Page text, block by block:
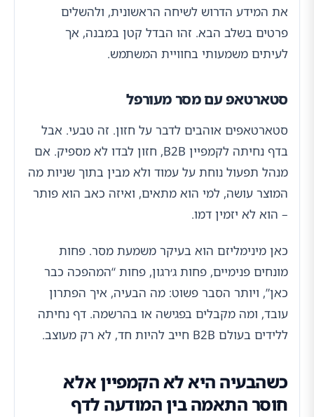
את המידע הדרוש לשיחה הראשונית, ולהשלים
פרטים בשלב הבא. זהו הבדל קטן במבנה, אך
לעיתים משמעותי בחוויית המשתמש.
סטארטאפ עם מסר מעורפל
סטארטאפים אוהבים לדבר על חזון. זה טבעי. אבל
בדף נחיתה לקמפיין B2B, חזון לבדו לא מספיק. אם
מנהל תפעול נוחת על עמוד ולא מבין בתוך שניות מה
המוצר עושה, למי הוא מתאים, ואיזה כאב הוא פותר
– הוא לא יזמין דמו.
כאן מינימליזם הוא בעיקר משמעת מסר. פחות
מונחים פנימיים, פחות ג׳רגון, פחות “המהפכה כבר
כאן”, ויותר הסבר פשוט: מה הבעיה, איך הפתרון
עובד, ומה מקבלים בפגישה או בהרשמה. דף נחיתה
ללידים בעולם B2B חייב להיות חד, לא רק מעוצב.
כשהבעיה היא לא הקמפיין אלא
חוסר התאמה בין המודעה לדף